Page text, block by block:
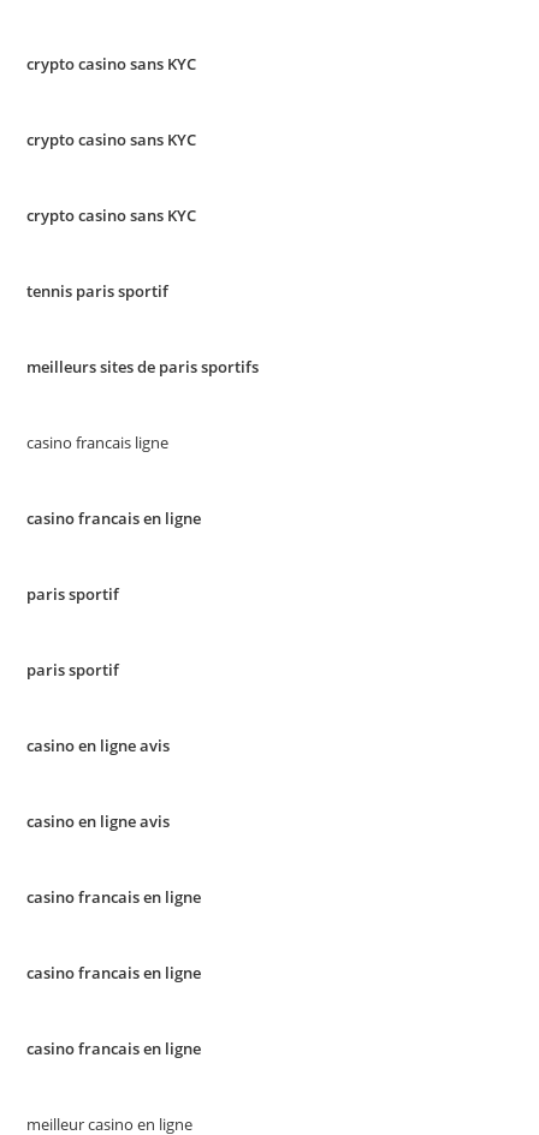
crypto casino sans KYC
crypto casino sans KYC
crypto casino sans KYC
tennis paris sportif
meilleurs sites de paris sportifs
casino francais ligne
casino francais en ligne
paris sportif
paris sportif
casino en ligne avis
casino en ligne avis
casino francais en ligne
casino francais en ligne
casino francais en ligne
meilleur casino en ligne